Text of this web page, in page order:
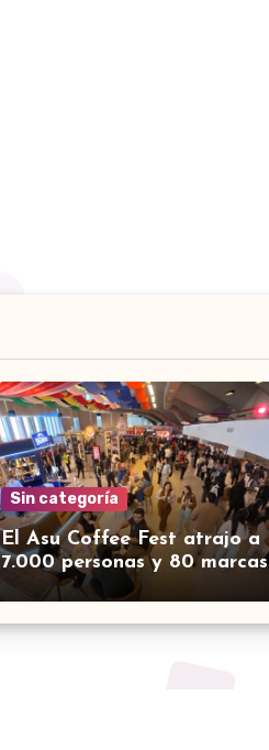
Sin categoría
El Asu Coffee Fest atrajo a
7.000 personas y 80 marcas